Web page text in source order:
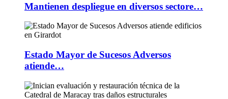
Mantienen despliegue en diversos sectore…
Estado Mayor de Sucesos Adversos
atiende…